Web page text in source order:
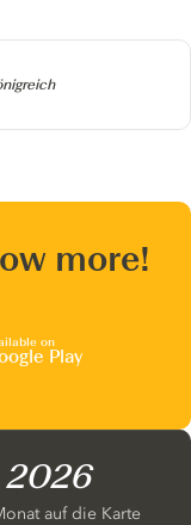
more!
on
Play
2026
auf die Karte